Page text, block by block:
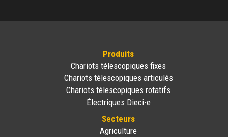
Produits
Chariots télescopiques fixes
Chariots télescopiques articulés
Chariots télescopiques rotatifs
Électriques Dieci-e
Secteurs
Agriculture